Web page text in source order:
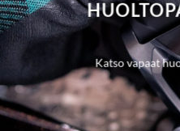
Katso vapaat